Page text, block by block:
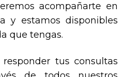
acompañarte en
y estamos disponibles
que tengas.
tus consultas